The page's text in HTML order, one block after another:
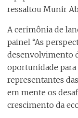
ressaltou Munir
A cerimônia de
painel “As
desenvolvimento
oportunidade para
representantes
em mente os
crescimento da